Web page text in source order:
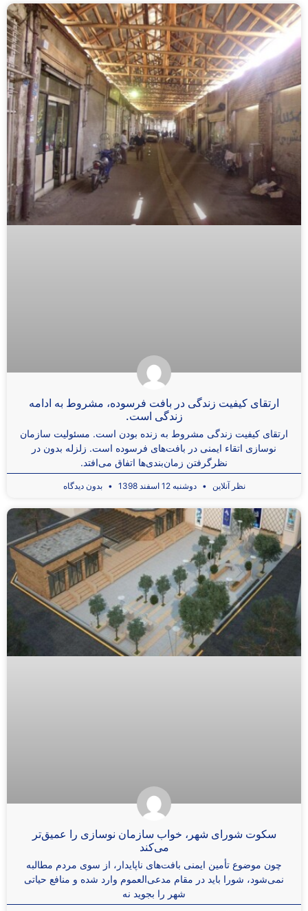
ارتقای کیفیت زندگی در بافت فرسوده، مشروط به ادامه
زندگی است.
ارتقای کیفیت زندگی مشروط به زنده بودن است. مسئولیت سازمان
نوسازی اتقاء ایمنی در بافت‌های فرسوده است. زلزله بدون در
نظرگرفتن زمان‌بندی‌ها اتفاق می‌افتد.
نظر آنلاین دوشنبه 12 اسفند 1398 بدون دیدگاه
سکوت شورای شهر، خواب سازمان نوسازی را عمیق‌تر
می‌کند
چون موضوع تأمین ایمنی بافت‌های ناپایدار، از سوی مردم مطالبه
نمی‌شود، شورا باید در مقام مدعی‌العموم وارد شده و منافع حیاتی
شهر را بجوید نه